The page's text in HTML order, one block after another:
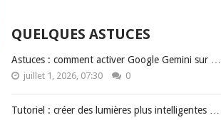
QUELQUES ASTUCES
Astuces : comment activer Google Gemini sur …
juillet 1, 2026, 07:30 0
Tutoriel : créer des lumières plus intelligentes …